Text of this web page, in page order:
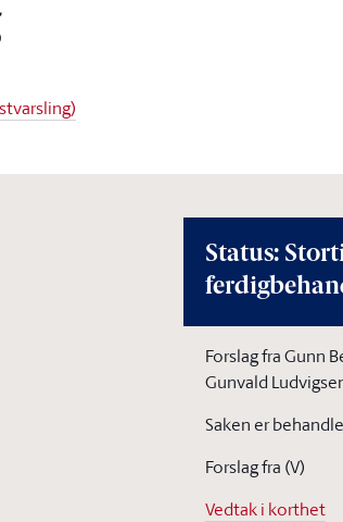
Status:
Forslag fra Gunn
Gunvald
Saken er
Forslag fra (V)
Vedtak i korthet